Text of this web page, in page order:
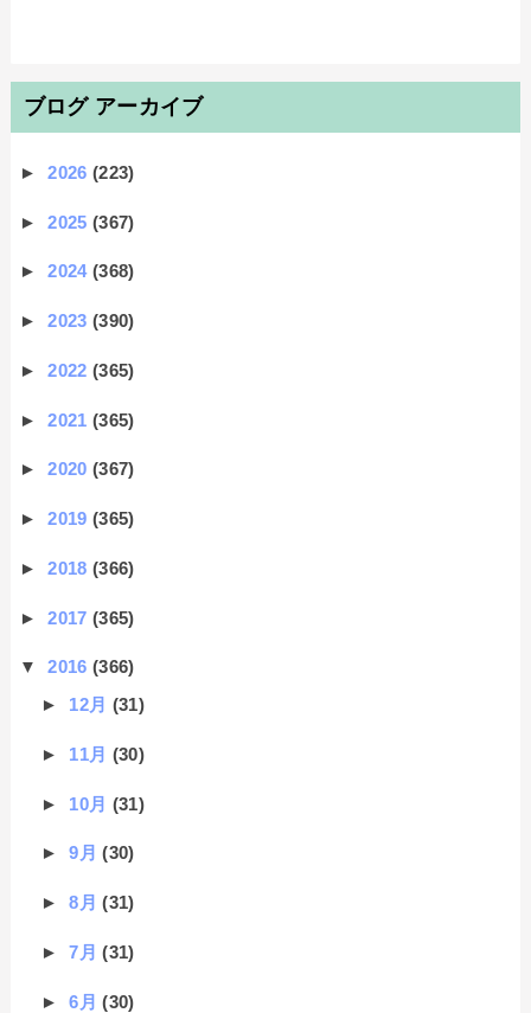
ブログ アーカイブ
►2026(223)
►2025(367)
►2024(368)
►2023(390)
►2022(365)
►2021(365)
►2020(367)
►2019(365)
►2018(366)
►2017(365)
▼2016(366)
► 12月 (31)
► 11月 (30)
► 10月 (31)
►9月(30)
►8月(31)
►7月(31)
►6月(30)